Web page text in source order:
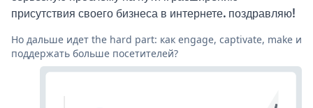
присутствия своего бизнеса в интернете. поздравляю!
Но дальше идет the hard part: как engage, captivate, make и
поддержать больше посетителей?